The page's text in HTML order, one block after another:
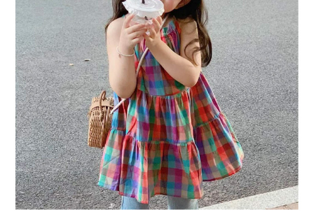
查看運費